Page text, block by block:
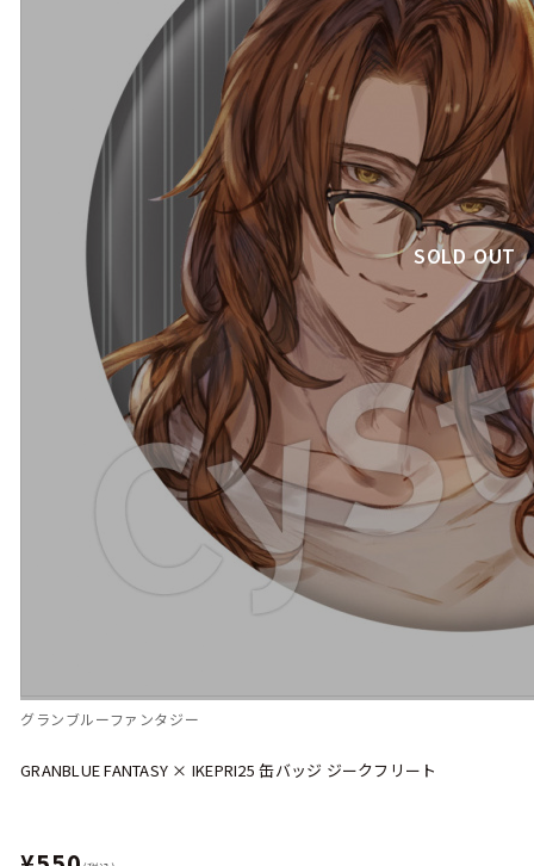
SOLD OUT
グランブルーファンタジー
GRANBLUE FANTASY × IKEPRI25 缶バッジ ジークフリート